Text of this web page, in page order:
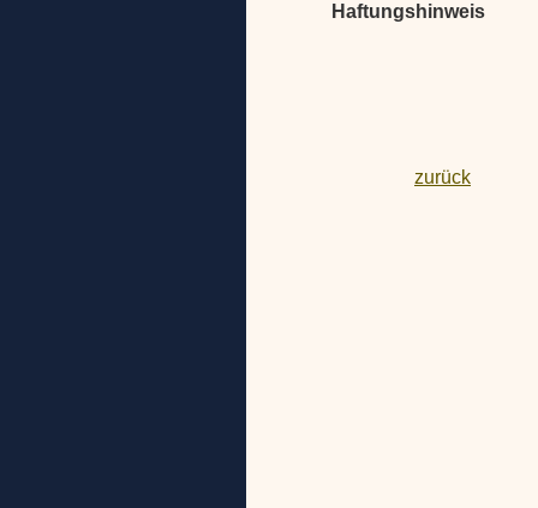
Haftungshinweis
zurück